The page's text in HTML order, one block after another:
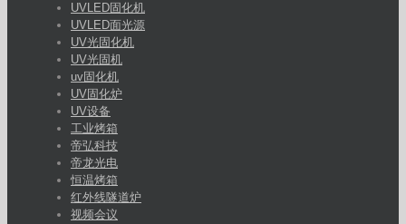
UVLED固化机
UVLED面光源
UV光固化机
UV光固机
uv固化机
UV固化炉
UV设备
工业烤箱
帝弘科技
帝龙光电
恒温烤箱
红外线隧道炉
视频会议